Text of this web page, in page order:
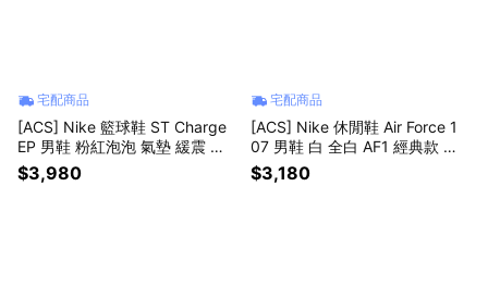
宅配商品
[ACS] Nike 籃球鞋 ST Charge
EP 男鞋 粉紅泡泡 氣墊 緩震 運
動鞋 IO8062-600
$3,980
宅配商品
[ACS] Nike 休閒鞋 Air Force 1
07 男鞋 白 全白 AF1 經典款 小
白鞋 CW2288111
$3,180